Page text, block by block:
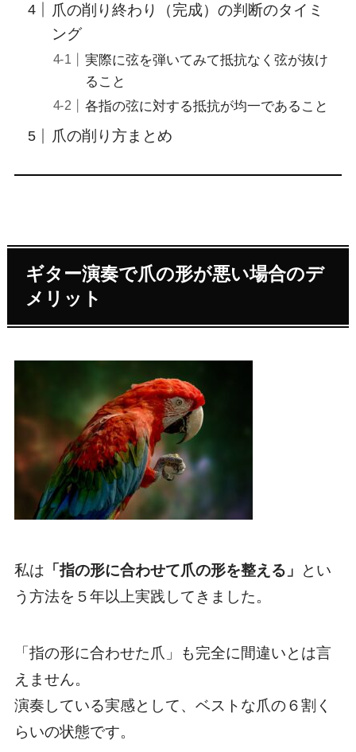
爪の削り終わり（完成）の判断のタイミ
ング
実際に弦を弾いてみて抵抗なく弦が抜け
ること
各指の弦に対する抵抗が均一であること
爪の削り方まとめ
ギター演奏で爪の形が悪い場合のデ
メリット
私は 「指の形に合わせて爪の形を整える」
とい
う方法を５年以上実践してきました。
「指の形に合わせた爪」も完全に間違いとは言
えません。
演奏している実感として、ベストな爪の６割く
らいの状態です。